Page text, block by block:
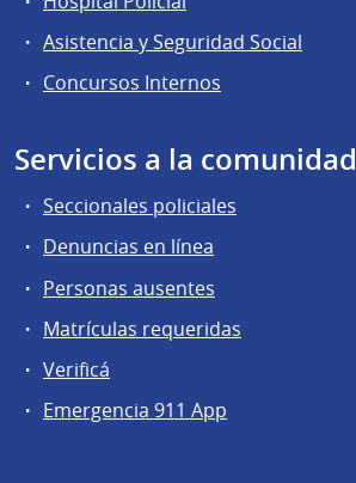
Asistencia y Seguridad Social
Concursos Internos
Servicios a la comunidad
Seccionales policiales
Denuncias en línea
Personas ausentes
Matrículas requeridas
Verificá
Emergencia 911 App